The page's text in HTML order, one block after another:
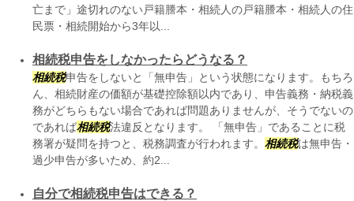
亡まで」途切れのない戸籍謄本・相続人の戸籍謄本・相続人の住
民票・相続開始から3年以...
相続税申告をしなかったらどうなる？
相続税申告をしないと「無申告」という状態になります。もちろ
ん、相続財産の価額が基礎控除額以内であり、申告義務・納税義
務がどちらもない場合であれば問題ありませんが、そうでないの
であれば相続税法違反となります。 「無申告」であることに税
務署が疑問を持つと、税務調査が行われます。 相続税は無申告・
過少申告が多いため、約2...
自分で相続税申告はできる？